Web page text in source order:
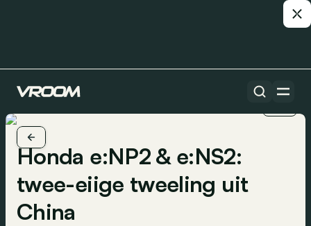
Honda e:NP2 & e:NS2:
twee-eiige tweeling uit
China